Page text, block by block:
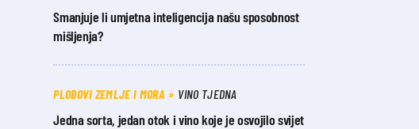
Smanjuje li umjetna inteligencija našu sposobnost
mišljenja?
PLODOVI ZEMLJE I MORA VINO TJEDNA
Jedna sorta, jedan otok i vino koje je osvojilo svijet